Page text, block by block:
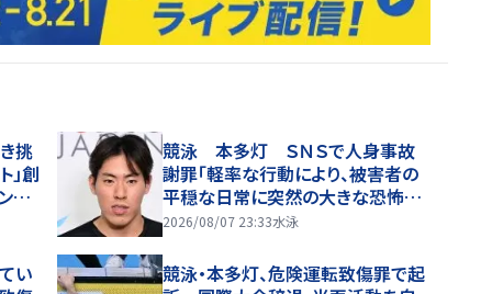
挑
」創
ピ
競泳 本多灯 ＳＮＳで人身事故
謝罪「軽率な行動により、被害者の
平穏な日常に突然の大きな恐怖を
与えてしまった」危険運転致傷の罪
2026/08/07 23:33水泳
い
競泳・本多灯、危険運転致傷罪で起